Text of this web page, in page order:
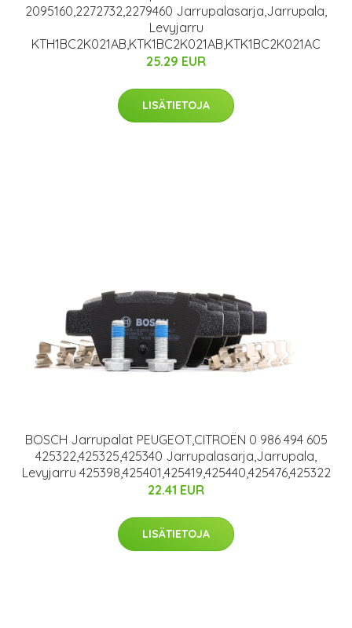
2095160,2272732,2279460 Jarrupalasarja,Jarrupala,
Levyjarru
KTH1BC2K021AB,KTK1BC2K021AB,KTK1BC2K021AC
25.29 EUR
LISÄTIETOJA
BOSCH Jarrupalat PEUGEOT,CITROËN 0 986 494 605
425322,425325,425340 Jarrupalasarja,Jarrupala,
Levyjarru 425398,425401,425419,425440,425476,425322
22.41 EUR
LISÄTIETOJA